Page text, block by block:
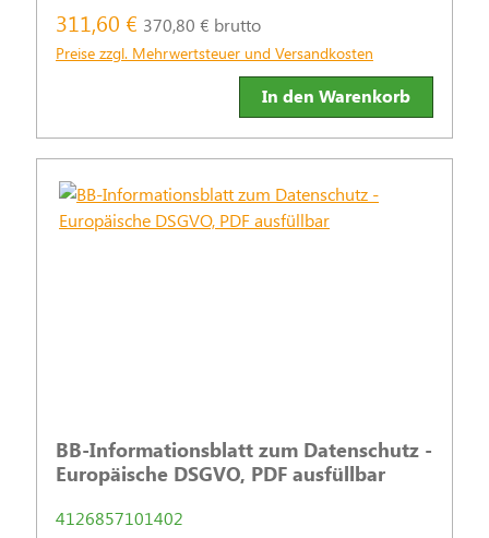
im A4-Format auf zwei Seiten und als ausfüllbare
PDF-Datei erhältlich.
311,60 € 370,80 € brutto
Preise zzgl. Mehrwertsteuer und Versandkosten
In den Warenkorb
BB-Informationsblatt zum Datenschutz -
Europäische DSGVO, PDF ausfüllbar
4126857101402